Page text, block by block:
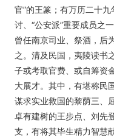
官”的王篆；有万历二十
讨、“公安派”重要成员之
曾任南京司业、祭酒，后
之。清及民国，夷陵读书
子或考取官费、或自筹资
大展才。其中，有堪称民
谋求实业救国的黎荫三、
卓有建树的王步点、刘先
支，有将其毕生精力智慧